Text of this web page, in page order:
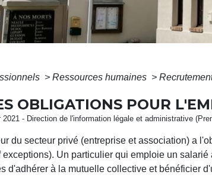
> Ressources humaines >
OBLIGATIONS POUR
2021 - Direction de l'information légale et administrative
du secteur privé (entreprise et association) a
exceptions). Un particulier qui emploie un
d'adhérer à la mutuelle collective et bénéficier